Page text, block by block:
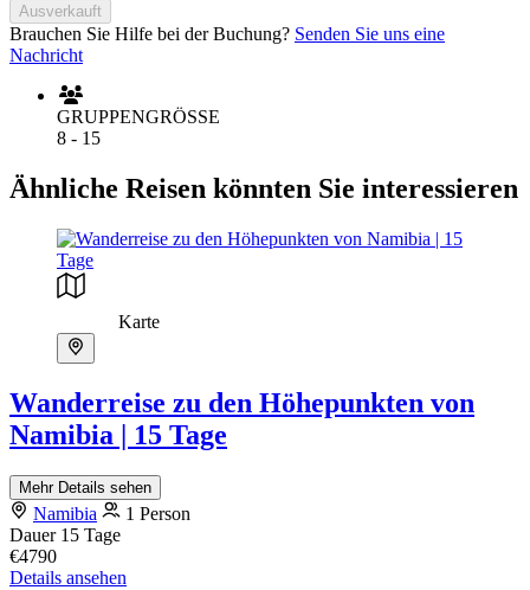
Ausverkauft
Brauchen Sie Hilfe bei der Buchung? Senden Sie uns eine
Nachricht
GRUPPENGRÖSSE
8 - 15
Ähnliche Reisen könnten Sie interessieren
Karte
Wanderreise zu den Höhepunkten von
Namibia | 15 Tage
Mehr Details sehen
Namibia
1 Person
Dauer 15 Tage
€4790
Details ansehen